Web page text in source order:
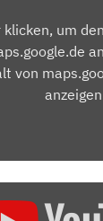
klicken, um
von
anzeigen